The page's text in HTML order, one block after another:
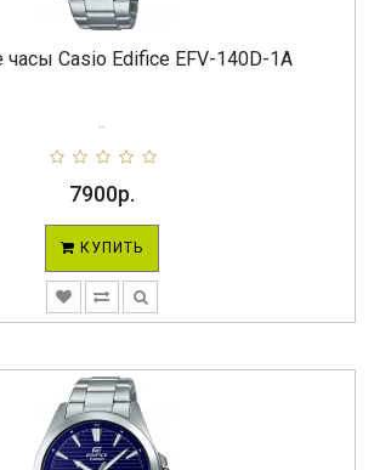
Casio Edifice EFV-140D-1A
7900р.
КУПИТЬ